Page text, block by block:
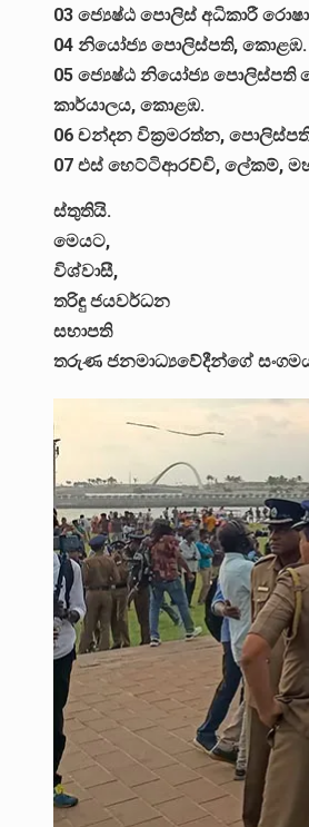
03 ජ්‍යෙෂ්ඨ පොලිස් අධිකාරී
04 නියෝජ්‍ය පොලිස්පති, කොළඹ.
05 ජ්‍යෙෂ්ඨ නියෝජ්‍ය පොලිස්පති
කාර්යාලය, කොළඹ.
06 චන්දන වික්‍රමරත්න,
07 එස් හෙට්ටිආරච්චි, ලේකම්,
ස්තුතියි.
මෙයට,
විශ්වාසී,
තරිඳු ජයවර්ධන
සභාපති
තරුණ ජනමාධ්‍යවේදීන්ගේ